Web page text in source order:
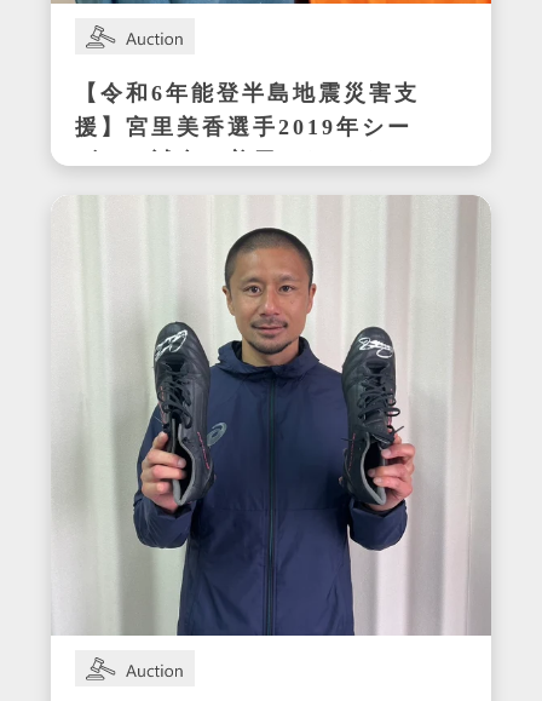
【令和6年能登半島地震災害支
援】宮里美香選手2019年シー
ズンの試合で着用したサイン
入りウェア